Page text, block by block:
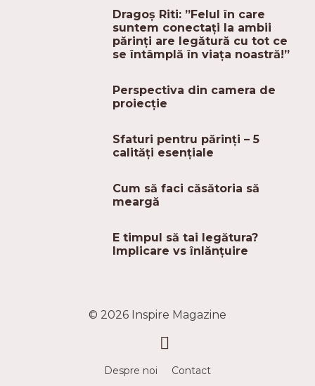
Dragoș Riti: ”Felul în care
suntem conectați la ambii
părinți are legătură cu tot ce
se întâmplă în viața noastră!”
Perspectiva din camera de
proiecție
Sfaturi pentru părinți – 5
calități esențiale
Cum să faci căsătoria să
meargă
E timpul să tai legătura?
Implicare vs înlănțuire
© 2026 Inspire Magazine
Despre noi Contact